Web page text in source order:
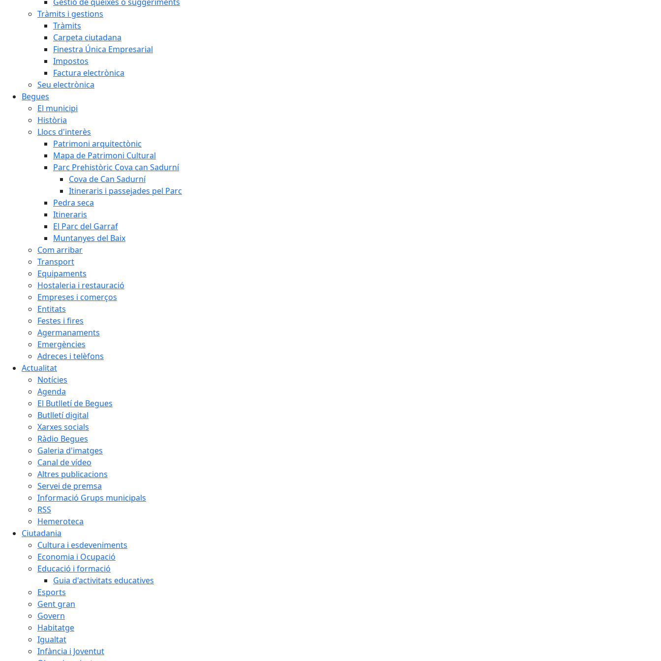
Tràmits i gestions
Tràmits
Carpeta ciutadana
Finestra Única Empresarial
Impostos
Factura electrònica
Seu electrònica
Begues
El municipi
Història
Llocs d'interès
Patrimoni arquitectònic
Mapa de Patrimoni Cultural
Parc Prehistòric Cova can Sadurní
Cova de Can Sadurní
Itineraris i passejades pel Parc
Pedra seca
Itineraris
El Parc del Garraf
Muntanyes del Baix
Com arribar
Transport
Equipaments
Hostaleria i restauració
Empreses i comerços
Entitats
Festes i fires
Agermanaments
Emergències
Adreces i telèfons
Actualitat
Notícies
Agenda
El Butlletí de Begues
Butlletí digital
Xarxes socials
Ràdio Begues
Galeria d'imatges
Canal de vídeo
Altres publicacions
Servei de premsa
Informació Grups municipals
RSS
Hemeroteca
Ciutadania
Cultura i esdeveniments
Economia i Ocupació
Educació i formació
Guia d'activitats educatives
Esports
Gent gran
Govern
Habitatge
Igualtat
Infància i Joventut